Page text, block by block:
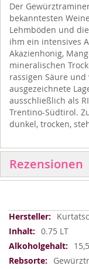
Der
bekanntesten
Lehmböden und
ihm ein intensives
Akazienhonig,
mineralischen
rassigen Säure
ausgezeichnete
ausschließlich als
Trentino-Südtirol.
dunkel, trocken,
Rezensionen
Weitere
Informationen
0.75 LT